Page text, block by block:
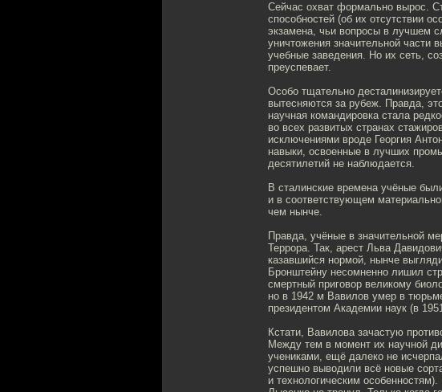
Сейчас охват формально вырос.
способностей (об их отсутствии
экзамена, чьи вопросы в лучшем
уничтожения значительной
учебные заведения. Но их сеть,
преуспевает.
Особо тщательно
вытесняются за рубеж. Правда,
научная командировка стала
во всех развитых странах
исключениями вроде Георгия
навыки, освоенные в лучших
десятилетий не наблюдается.
В сталинские времена учёные
и в соответствующем
чем нынче.
Правда, учёные в значительной
Террора. Так, арест Льва
казавшийся нормой, нынче
Бронштейну несомненно лишил
смертный приговор великому
но в 1942 м Вавилов умер в
президентом Академии наук (в
Кстати, Вавилова зачастую
Между тем в момент их научной
учениками, ещё далеко не
успешно выводили всё новые
и технологическим